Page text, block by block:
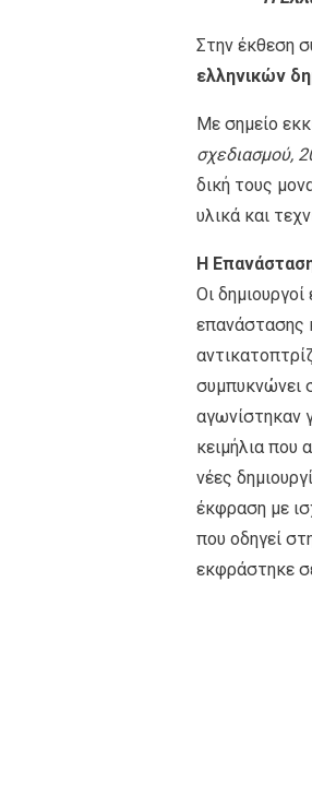
Στην έκθεση
ελληνικών
Με σημείο
σχεδιασμού,
δική τους
υλικά και
Η
Οι
επανάστασης
συμπυκνώνει
αγωνίστηκαν
κειμήλια που
νέες
έκφραση με
που οδηγεί
εκφράστηκε